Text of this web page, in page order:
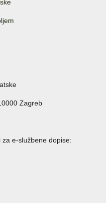
Zagreb
e-službene dopise: